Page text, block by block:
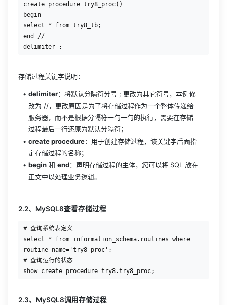
create procedure try8_proc()
begin
select * from try8_tb;
end //
存储过程关键字说明：
delimiter：将默认分隔符分号 ; 更改为其它符号，本例修
改为 //，更改原因是为了将存储过程作为一个整体传递给
服务器，而不是根据分隔符一句一句的执行，需要在存储
过程最后一行还原为默认分隔符；
create procedure：用于创建存储过程，该关键字后面指
定存储过程的名称；
begin 和 end：声明存储过程的主体，您可以将 SQL 放在
正文中以处理业务逻辑。
2.2、MySQL8查看存储过程
# 查询系统表定义
select * from information_schema.routines where
routine_name='try8_proc';
# 查询运行的状态
2.3、MySQL8调用存储过程